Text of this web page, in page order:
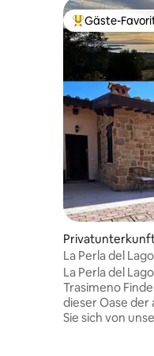
Beliebter
Gäste-
La Perla del
Trasimenischen
La Perla del
Trasimeno ​Finde deine Harmonie in
dieser Oase der
Sie sich von